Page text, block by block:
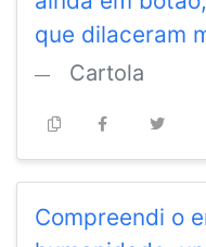
que dilaceram
Cartola
Compreendi o